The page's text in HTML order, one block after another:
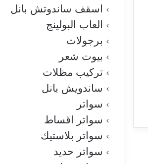
اسقف ساندوتش بانل
العاب البولينج
برجولات
بيوت شعر
تركيب مظلات
ساندويش بانل
سواتر
سواتر اقساط
سواتر بلاستيك
سواتر حديد